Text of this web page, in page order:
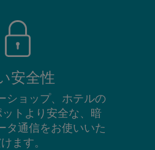
安全性
ショップ、ホテルの
トより安全な、暗
タ通信をお使いいた
ます。